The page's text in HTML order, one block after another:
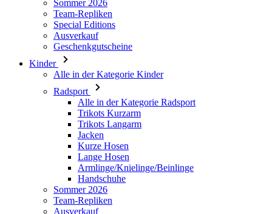
Kinder
Alle in der Kategorie Kinder
Radsport
Alle in der Kategorie Radsport
Trikots Langarm
Jacken
Kurze Hosen
Lange Hosen
Armlinge/Knielinge/Beinlinge
Handschuhe
Sommer 2026
Team-Repliken
Ausverkauf
Special Editions
Geschenkgutscheine
Individuelles Design
Stories